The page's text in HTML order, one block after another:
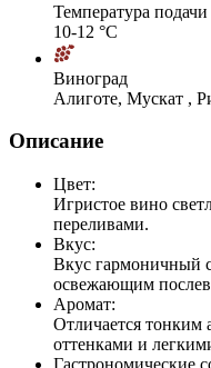
Температура подачи
10-12 °С
Виноград
Алиготе, Мускат ,
Описание
Цвет:
Игристое вино
переливами.
Вкус:
Вкус гармоничный
освежающим
Аромат:
Отличается тонким
оттенками и
Гастрономические